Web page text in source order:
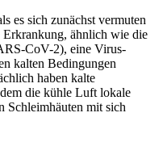
es sich zunächst vermuten
Erkrankung, ähnlich wie die
CoV-2), eine Virus-
kalten Bedingungen
haben kalte
die kühle Luft lokale
Schleimhäuten mit sich